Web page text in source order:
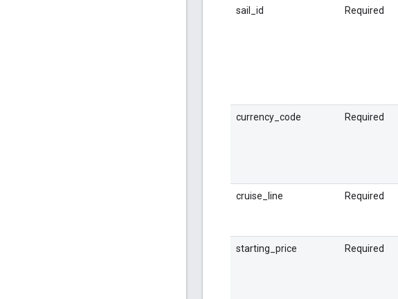
sail_id Required
currency_code Required
cruise_line Required
starting_price Required